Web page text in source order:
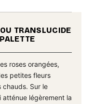
TRANSLUCIDE
roses orangées,
petites fleurs
chauds. Sur le
atténue légèrement la